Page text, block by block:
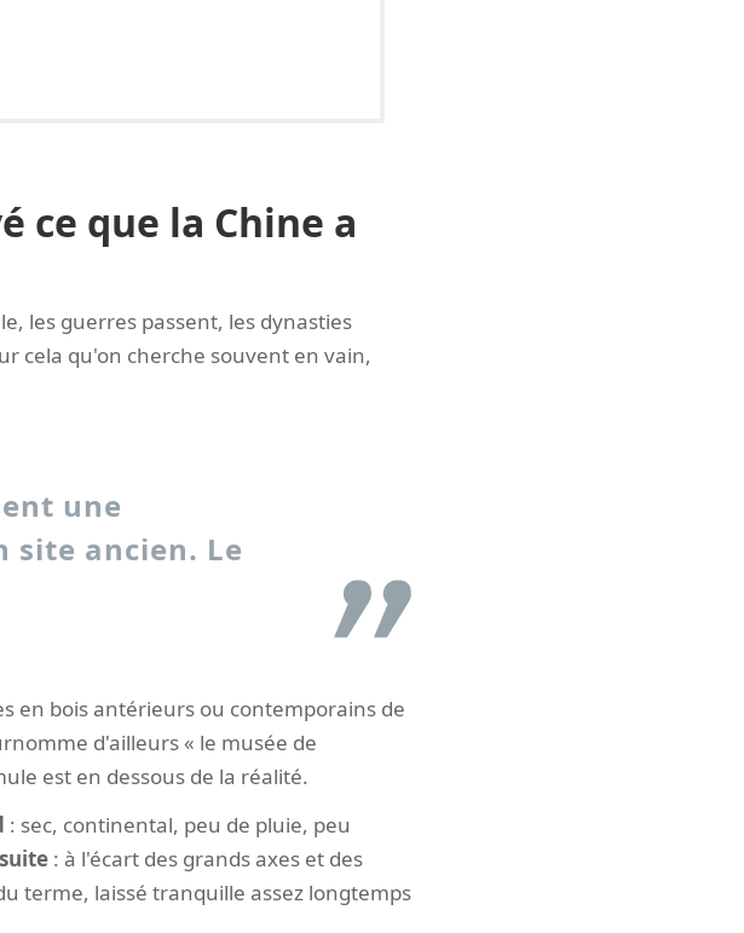
ce que la Chine a
les guerres passent, les dynasties
cela qu'on cherche souvent en vain,
une
site ancien. Le
en bois antérieurs ou contemporains de
d'ailleurs « le musée de
est en dessous de la réalité.
: sec, continental, peu de pluie, peu
: à l'écart des grands axes et des
terme, laissé tranquille assez longtemps